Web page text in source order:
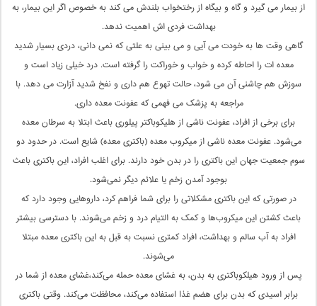
از بیمار می گیرد و گاه و بیگاه از رختخواب بلندش می کند به خصوص اگر این بیمار، به
بهداشت فردی اش اهمیت ندهد.
گاهی وقت ها به خودت می آیی و می بینی به علتی که نمی دانی، دردی بسیار شدید
معده ات را احاطه کرده و خواب و خوراکت را گرفته است. درد خیلی زیاد است و
سوزش هم چاشنی آن می شود، حالت تهوع هم داری و نفخ شدید آزارت می دهد. با
مراجعه به پزشک می فهمی که عفونت معده داری.
برای برخی از افراد، عفونت ناشی از هلیکوباکتر پیلوری باعث ابتلا به سرطان معده
می‌شود. عفونت معده ناشی از میکروب معده (باکتری معده) شایع است. در حدود دو
سوم جمعیت جهان این باکتری را در بدن خود دارند. برای اغلب افراد، این باکتری باعث
بوجود آمدن زخم یا علائم دیگر نمی‌شود.
در صورتی که این باکتری مشکلاتی را برای شما فراهم کرد، داروهایی وجود دارد که
باعث کشتن این میکروب‌ها و کمک به التیام درد و زخم می‌شوند. با دسترسی بیشتر
افراد به آب سالم و بهداشت، افراد کمتری نسبت به قبل به این باکتری معده مبتلا
می‌شوند.
پس از ورود هیلکوباکتری به بدن، به غشای معده حمله می‌کند،غشای معده از شما در
برابر اسیدی که بدن برای هضم غذا استفاده می‌کند، محافظت می‌کند. وقتی باکتری